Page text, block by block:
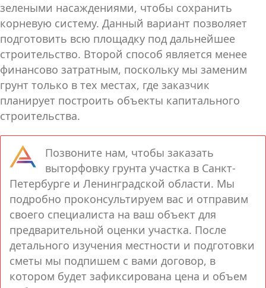
зелеными насаждениями, чтобы сохранить
корневую систему. Данный вариант позволяет
подготовить всю площадку под дальнейшее
строительство. Второй способ является менее
финансово затратным, поскольку мы заменим
грунт только в тех местах, где заказчик
планирует построить объекты капитального
строительства.
Позвоните нам, чтобы заказать
выторфовку грунта участка в Санкт-
Петербурге и Ленинградской области. Мы
подробно проконсультируем вас и отправим
своего специалиста на ваш объект для
предварительной оценки участка. После
детального изучения местности и подготовки
сметы мы подпишем с вами договор, в
котором будет зафиксирована цена и объем